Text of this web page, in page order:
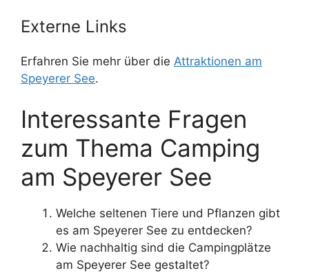
Externe Links
Erfahren Sie mehr über die Attraktionen am
Speyerer See.
Interessante Fragen
zum Thema Camping
am Speyerer See
Welche seltenen Tiere und Pflanzen gibt
es am Speyerer See zu entdecken?
Wie nachhaltig sind die Campingplätze
am Speyerer See gestaltet?